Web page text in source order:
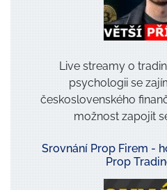
Live streamy o
psychologii se
československého
možnost zapojit
Srovnání Prop Firem -
Prop